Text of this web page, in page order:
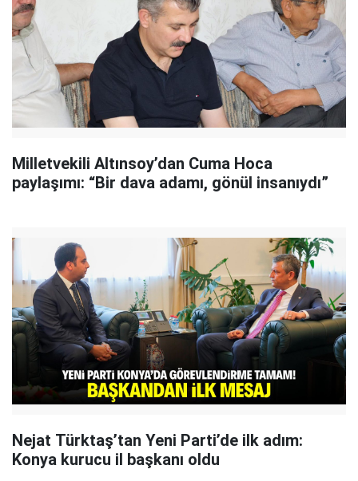
Milletvekili Altınsoy’dan Cuma Hoca
paylaşımı: “Bir dava adamı, gönül insanıydı”
Nejat Türktaş’tan Yeni Parti’de ilk adım:
Konya kurucu il başkanı oldu